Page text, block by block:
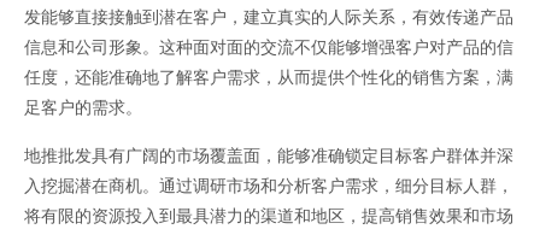
发能够直接接触到潜在客户，建立真实的人际关系，有效传递产品
信息和公司形象。这种面对面的交流不仅能够增强客户对产品的信
任度，还能准确地了解客户需求，从而提供个性化的销售方案，满
足客户的需求。
地推批发具有广阔的市场覆盖面，能够准确锁定目标客户群体并深
入挖掘潜在商机。通过调研市场和分析客户需求，细分目标人群，
将有限的资源投入到最具潜力的渠道和地区，提高销售效果和市场